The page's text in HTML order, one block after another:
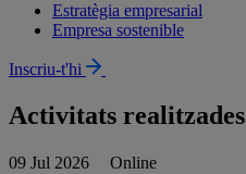
Estratègia empresarial
Empresa sostenible
Inscriu-t'hi
Activitats realitzades
09 Jul 2026
Online